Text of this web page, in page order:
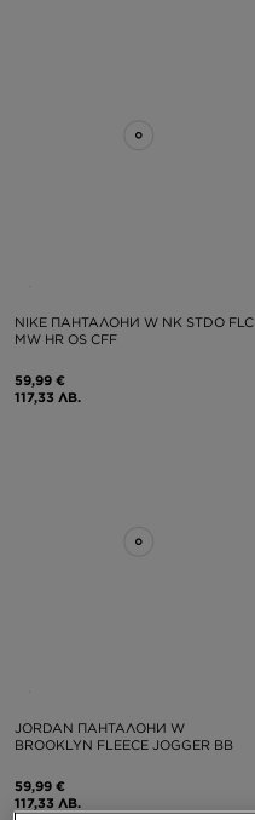
NIKE ПАНТАЛОНИ W NK STDO FLC
MW HR OS CFF
59,99 €
117,33 ЛВ.
JORDAN ПАНТАЛОНИ W
BROOKLYN FLEECE JOGGER BB
59,99 €
117,33 ЛВ.